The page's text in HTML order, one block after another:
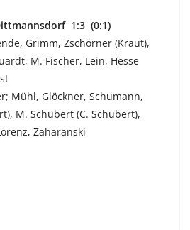
1:3 (0:1)
Grimm, Zschörner (Kraut),
M. Fischer, Lein, Hesse
Mühl, Glöckner, Schumann,
M. Schubert (C. Schubert),
Zaharanski